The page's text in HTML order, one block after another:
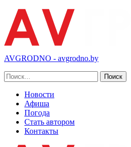
AVGRODNO - avgrodno.by
Новости
Афиша
Погода
Стать автором
Контакты